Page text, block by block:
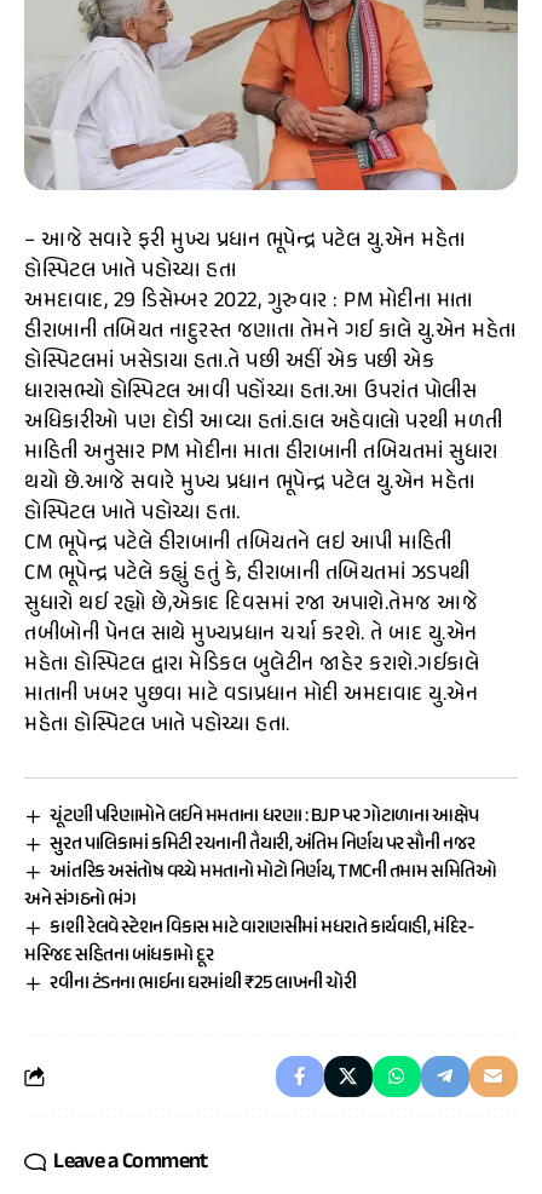
– આજે સવારે ફરી મુખ્ય પ્રધાન ભૂપેન્દ્ર પટેલ યુ.એન મહેતા
હોસ્પિટલ ખાતે પહોચ્યા હતા
અમદાવાદ, 29 ડિસેમ્બર 2022, ગુરુવાર : PM મોદીના માતા
હીરાબાની તબિયત નાદુરસ્ત જણાતા તેમને ગઈ કાલે યુ.એન મહેતા
હોસ્પિટલમાં ખસેડાયા હતા.તે પછી અહીં એક પછી એક
ધારાસભ્યો હોસ્પિટલ આવી પહોંચ્યા હતા.આ ઉપરાંત પોલીસ
અધિકારીઓ પણ દોડી આવ્યા હતાં.હાલ અહેવાલો પરથી મળતી
માહિતી અનુસાર PM મોદીના માતા હીરાબાની તબિયતમાં સુધારા
થયો છે.આજે સવારે મુખ્ય પ્રધાન ભૂપેન્દ્ર પટેલ યુ.એન મહેતા
હોસ્પિટલ ખાતે પહોચ્યા હતા.
CM ભૂપેન્દ્ર પટેલે હીરાબાની તબિયતને લઇ આપી માહિતી
CM ભૂપેન્દ્ર પટેલે કહ્યું હતું કે, હીરાબાની તબિયતમાં ઝડપથી
સુધારો થઈ રહ્યો છે,એકાદ દિવસમાં રજા અપાશે.તેમજ આજે
તબીબોની પેનલ સાથે મુખ્યપ્રધાન ચર્ચા કરશે. તે બાદ યુ.એન
મહેતા હોસ્પિટલ દ્વારા મેડિકલ બુલેટીન જાહેર કરાશે.ગઈકાલે
માતાની ખબર પુછવા માટે વડાપ્રધાન મોદી અમદાવાદ યુ.એન
મહેતા હોસ્પિટલ ખાતે પહોચ્યા હતા.
ચૂંટણી પરિણામોને લઈને મમતાના ધરણા : BJP પર ગોટાળાના આક્ષેપ
સુરત પાલિકામાં કમિટી રચનાની તૈયારી, અંતિમ નિર્ણય પર સૌની નજર
આંતરિક અસંતોષ વચ્ચે મમતાનો મોટો નિર્ણય, TMCની તમામ સમિતિઓ
અને સંગઠનો ભંગ
કાશી રેલવે સ્ટેશન વિકાસ માટે વારાણસીમાં મધરાતે કાર્યવાહી, મંદિર-
મસ્જિદ સહિતના બાંધકામો દૂર
રવીના ટંડનના ભાઈના ઘરમાંથી ₹25 લાખની ચોરી
Leave a Comment